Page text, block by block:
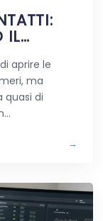
IL
aprire le
ma
quasi di
→